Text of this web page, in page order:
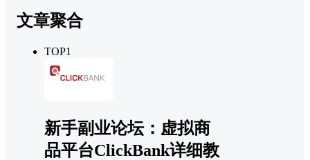
文章聚合
TOP1
新手副业论坛：虚拟商
品平台ClickBank详细教